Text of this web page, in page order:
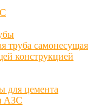
труба самонесущая
конструкцией
для цемента
АЗС